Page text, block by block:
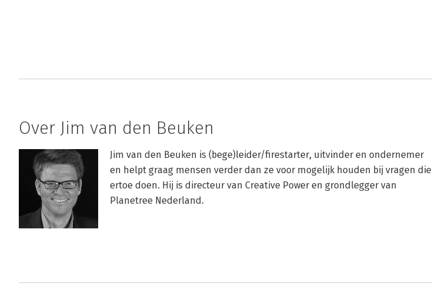
Over Jim van den Beuken
Jim van den Beuken is (bege)leider/firestarter, uitvinder en ondernemer
en helpt graag mensen verder dan ze voor mogelijk houden bij vragen die
ertoe doen. Hij is directeur van Creative Power en grondlegger van
Planetree Nederland.